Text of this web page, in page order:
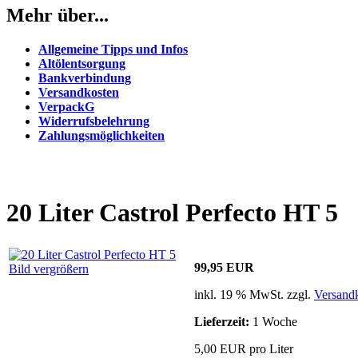
Mehr über...
Allgemeine Tipps und Infos
Altölentsorgung
Bankverbindung
Versandkosten
VerpackG
Widerrufsbelehrung
Zahlungsmöglichkeiten
20 Liter Castrol Perfecto HT 5
Bild vergrößern
99,95 EUR
inkl. 19 % MwSt. zzgl.
Lieferzeit: 1 Woche
5,00 EUR pro Liter